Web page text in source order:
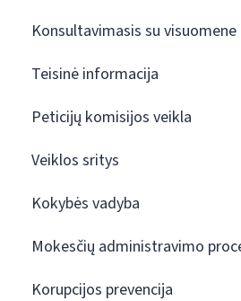
Konsultavimasis su visuomene
Teisinė informacija
Peticijų komisijos veikla
Veiklos sritys
Kokybės vadyba
Mokesčių administravimo
Korupcijos prevencija